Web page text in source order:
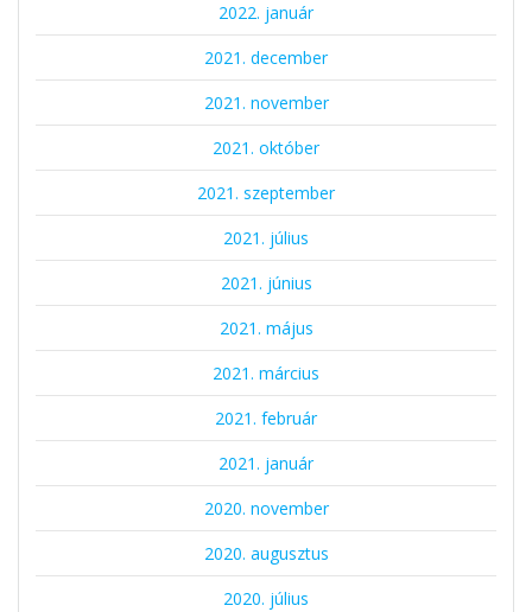
2022. január
2021. december
2021. november
2021. október
2021. szeptember
2021. július
2021. június
2021. május
2021. március
2021. február
2021. január
2020. november
2020. augusztus
2020. július